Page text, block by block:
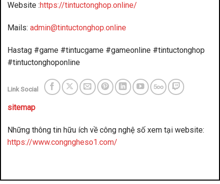
Website :https://tintuctonghop.online/
Mails: admin@tintuctonghop.online
Hastag #game #tintucgame #gameonline #tintuctonghop
#tintuctonghoponline
Link Social
sitemap
Những thông tin hữu ích về công nghệ số xem tại website:
https://www.congngheso1.com/